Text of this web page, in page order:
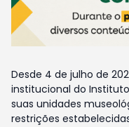
Desde 4 de julho de
institucional do
suas unidades
restrições